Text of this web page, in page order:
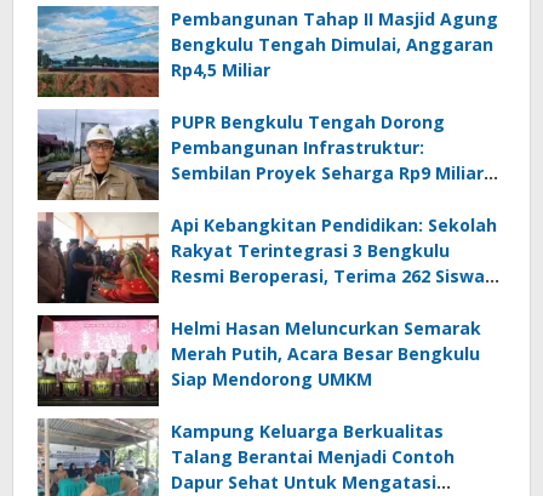
Pembangunan Tahap II Masjid Agung
Bengkulu Tengah Dimulai, Anggaran
Rp4,5 Miliar
PUPR Bengkulu Tengah Dorong
Pembangunan Infrastruktur:
Sembilan Proyek Seharga Rp9 Miliar
Api Kebangkitan Pendidikan: Sekolah
Rakyat Terintegrasi 3 Bengkulu
Resmi Beroperasi, Terima 262 Siswa
Helmi Hasan Meluncurkan Semarak
Merah Putih, Acara Besar Bengkulu
Siap Mendorong UMKM
Kampung Keluarga Berkualitas
Talang Berantai Menjadi Contoh
Dapur Sehat Untuk Mengatasi